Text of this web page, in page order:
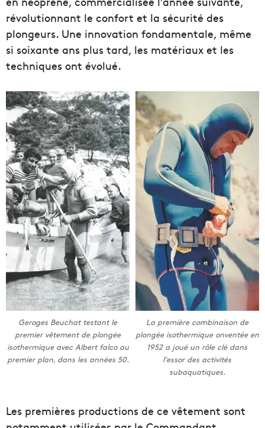
révolutionnant le confort et la sécurité des
plongeurs. Une innovation fondamentale, même
si soixante ans plus tard, les matériaux et les
techniques ont évolué.
Geroges Beuchat testant le
premier vêtement de plongée
isothermique avec Albert falco au
premier plan, dans les années 50.
La première combinaison de
plongée isothermique onventée en
1952 a joué un rôle clé dans
l’essor des activités
subaquatiques.
Les premières productions de ce vêtement sont